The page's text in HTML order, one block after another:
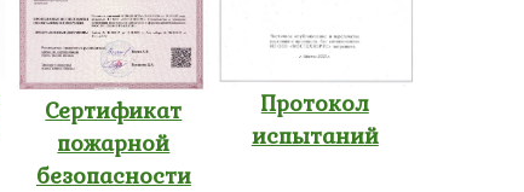
Сертификат
пожарной
безопасности
Протокол
испытаний